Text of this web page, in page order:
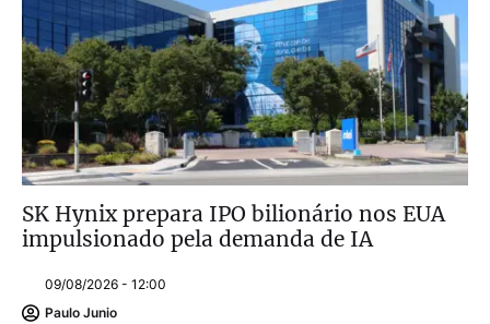
SK Hynix prepara IPO bilionário nos EUA
impulsionado pela demanda de IA
09/08/2026 - 12:00
Paulo Junio